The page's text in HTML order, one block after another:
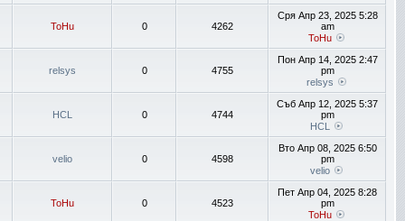
ToHu 0 4262
Сря Апр 23, 2025 5:28
am
ToHu
relsys 0 4755
Пон Апр 14, 2025 2:47
pm
relsys
HCL 0 4744
Съб Апр 12, 2025 5:37
pm
HCL
velio 0 4598
Вто Апр 08, 2025 6:50
pm
velio
ToHu 0 4523
Пет Апр 04, 2025 8:28
pm
ToHu